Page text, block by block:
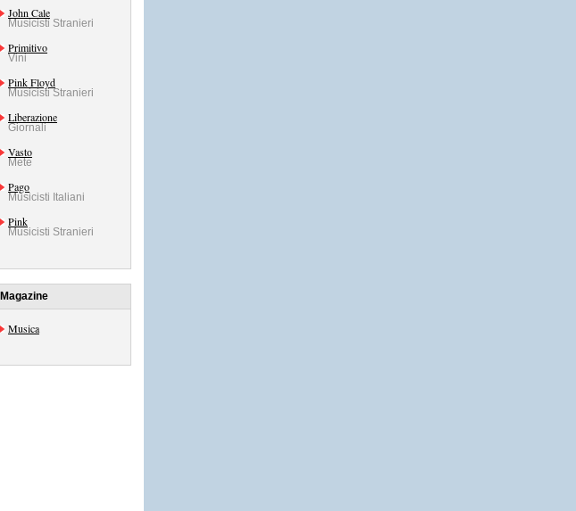
John Cale
Musicisti Stranieri
Primitivo
Vini
Pink Floyd
Musicisti Stranieri
Liberazione
Giornali
Vasto
Mete
Pago
Musicisti Italiani
Pink
Musicisti Stranieri
Magazine
Musica